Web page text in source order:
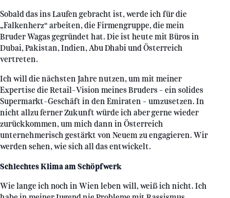
Sobald das ins Laufen gebracht ist, werde ich für die
„Falkenherz“ arbeiten, die Firmengruppe, die mein
Bruder Wagas gegründet hat. Die ist heute mit Büros in
Dubai, Pakistan, Indien, Abu Dhabi und Österreich
vertreten.
Ich will die nächsten Jahre nutzen, um mit meiner
Expertise die Retail-Vision meines Bruders – ein solides
Supermarkt-Geschäft in den Emiraten – umzusetzen. In
nicht allzu ferner Zukunft würde ich aber gerne wieder
zurückkommen, um mich dann in Österreich
unternehmerisch gestärkt von Neuem zu engagieren. Wir
werden sehen, wie sich all das entwickelt.
Schlechtes Klima am Schöpfwerk
Wie lange ich noch in Wien leben will, weiß ich nicht. Ich